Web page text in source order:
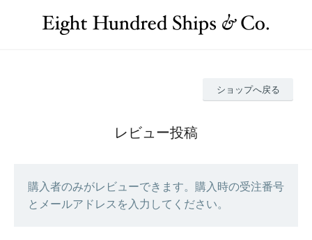
ショップへ戻る
レビュー投稿
購入者のみがレビューできます。購入時の受注番号
とメールアドレスを入力してください。